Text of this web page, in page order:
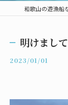
明けまし
2023/01/01